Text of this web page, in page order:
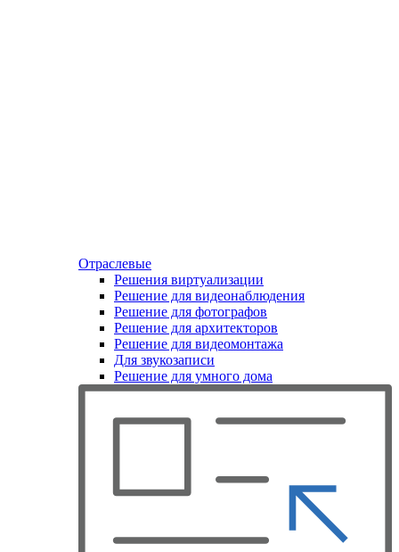
Отраслевые
Решения виртуализации
Решение для видеонаблюдения
Решение для фотографов
Решение для архитекторов
Решение для видеомонтажа
Для звукозаписи
Решение для умного дома